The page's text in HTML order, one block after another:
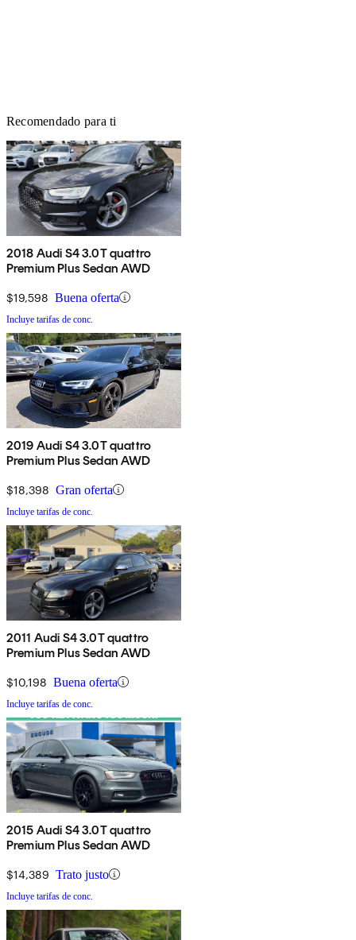
Recomendado para ti
2018 Audi S4 3.0T quattro
Premium Plus Sedan AWD
$19,598 Buena oferta
Incluye tarifas de conc.
2019 Audi S4 3.0T quattro
Premium Plus Sedan AWD
$18,398 Gran oferta
Incluye tarifas de conc.
2011 Audi S4 3.0T quattro
Premium Plus Sedan AWD
$10,198 Buena oferta
Incluye tarifas de conc.
2015 Audi S4 3.0T quattro
Premium Plus Sedan AWD
$14,389 Trato justo
Incluye tarifas de conc.